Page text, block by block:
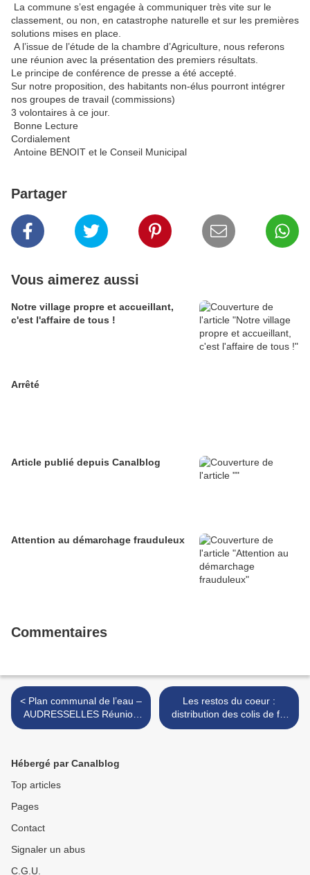
La commune s’est engagée à communiquer très vite sur le
classement, ou non, en catastrophe naturelle et sur les premières
solutions mises en place.
A l’issue de l’étude de la chambre d’Agriculture, nous referons
une réunion avec la présentation des premiers résultats.
Le principe de conférence de presse a été accepté.
Sur notre proposition, des habitants non-élus pourront intégrer
nos groupes de travail (commissions)
3 volontaires à ce jour.
Bonne Lecture
Cordialement
Antoine BENOIT et le Conseil Municipal
Partager
Vous aimerez aussi
Notre village propre et accueillant,
c'est l'affaire de tous !
Arrêté
Article publié depuis Canalblog
Attention au démarchage frauduleux
Commentaires
< Plan communal de l’eau –
AUDRESSELLES Réunion
du lundi 20 novembre 2023
Les restos du coeur :
distribution des colis de fin
d'année >
Hébergé par Canalblog
Top articles
Pages
Contact
Signaler un abus
C.G.U.